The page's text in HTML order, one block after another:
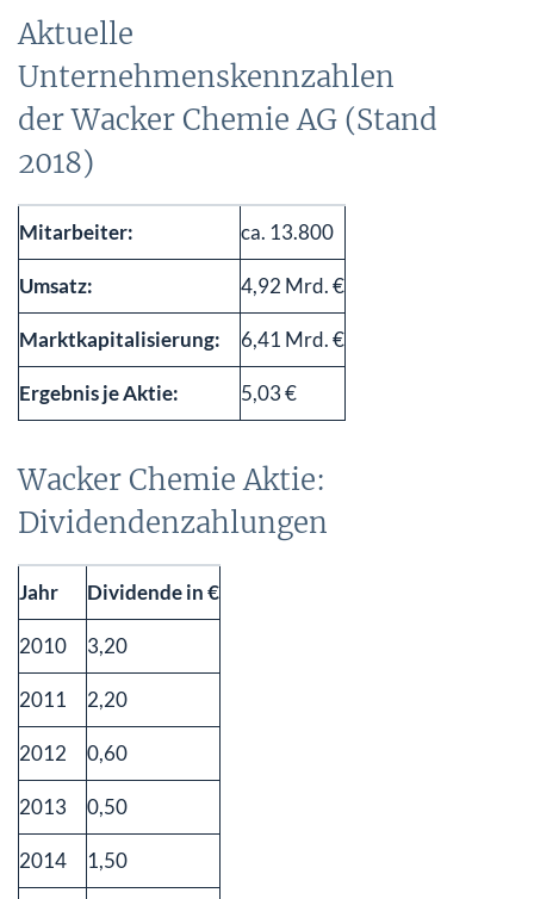
Aktuelle
Unternehmenskennzahlen
der Wacker Chemie AG (Stand
2018)
Mitarbeiter: ca. 13.800
Umsatz: 4,92 Mrd. €
Marktkapitalisierung: 6,41 Mrd. €
Ergebnis je Aktie: 5,03 €
Wacker Chemie Aktie:
Dividendenzahlungen
Jahr Dividende in €
2010 3,20
2011 2,20
2012 0,60
2013 0,50
2014 1,50